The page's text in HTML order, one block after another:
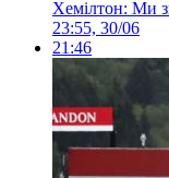
Хемілтон: Ми
23:55, 30/06
21:46